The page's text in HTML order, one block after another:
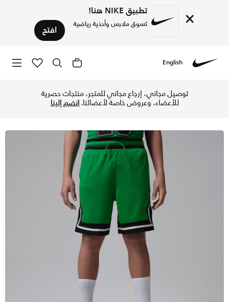
× تطبيق NIKE هنا!
تسوق ملابس وأحذية رياضية افتح
English
توصيل مجاني، إرجاع مجاني للمتجر، منتجات حصرية
للأعضاء، وعروض خاصة لأعضائنا.انضم إلينا